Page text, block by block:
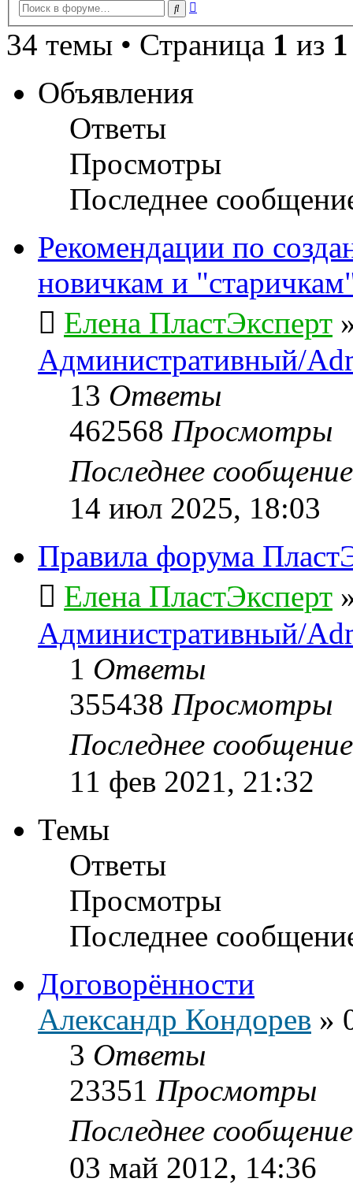
Поиск
34 темы • Страница 1 из 1
Объявления
Ответы
Просмотры
Последнее
Рекомендации по
новичкам и
Елена ПластЭксперт
Административный/
13 Ответы
462568 Просмотры
Последнее
14 июл 2025, 18:03
Правила форума
Елена ПластЭксперт
Административный/
1 Ответы
355438 Просмотры
Последнее
11 фев 2021, 21:32
Темы
Ответы
Просмотры
Последнее
Договорённости
Александр Кондорев »
3 Ответы
23351 Просмотры
Последнее
03 май 2012, 14:36